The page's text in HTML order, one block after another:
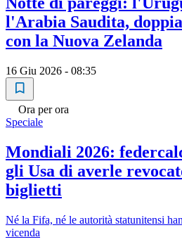
l'Arabia Saudita,
con la Nuova Zelanda
16 Giu 2026 - 08:35
Ora per ora
Speciale
Mondiali 2026:
gli Usa di averle
biglietti
Né la Fifa, né le autorità statunitensi
vicenda